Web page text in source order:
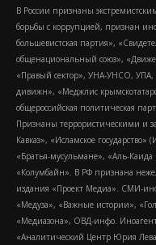
В России признаны
борьбы с коррупцией, признан
большевистская партия»,
общенациональный союз»,
«Правый сектор», УНА-УНСО,
дивижн», «Меджлис
общероссийская политическая
Признаны террористическими и
Кавказ», «Исламское
«Братья-мусульмане», «Аль-Каида
«Колумбайн». В РФ признана
издания «Проект Медиа». СМИ-
«Медуза», «Важные истории»,
«Медиазона», ОВД-инфо.
«Аналитический Центр Юрия